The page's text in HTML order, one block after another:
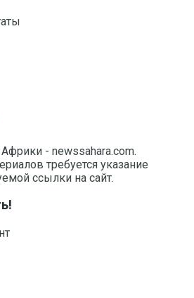
- newssahara.com.
требуется указание
ссылки на сайт.